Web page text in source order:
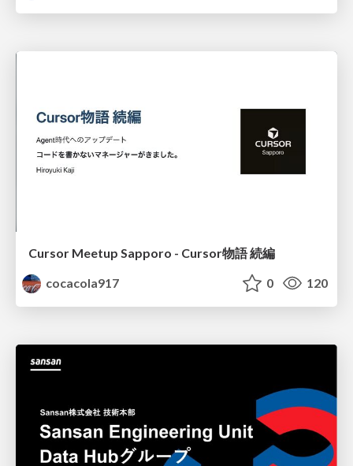
Cursor Meetup Sapporo - Cursor物語 続編
cocacola917
0 120